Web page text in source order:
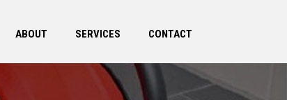
ABOUT SERVICES CONTACT